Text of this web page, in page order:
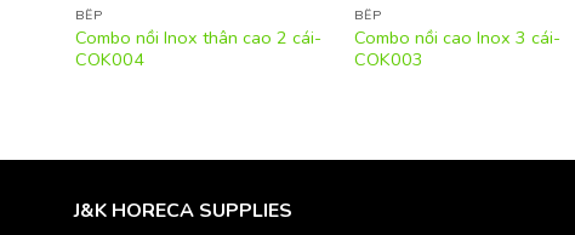
BẾP
Combo nồi Inox thân cao 2 cái-
COK004
BẾP
Combo nồi cao Inox 3 cái-
COK003
J&K HORECA SUPPLIES